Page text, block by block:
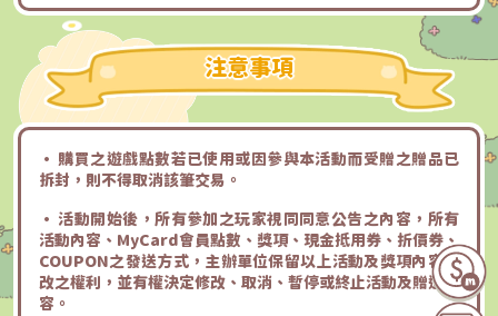
注意事項
• 購買之遊戲點數若已使用或因參與本活動而受贈之贈品已
拆封，則不得取消該筆交易。
• 活動開始後，所有參加之玩家視同同意公告之內容，所有
活動內容、MyCard會員點數、獎項、現金抵用券、折價券、
COUPON之發送方式，主辦單位保留以上活動及獎項內容修
改之權利，並有權決定修改、取消、暫停或終止活動及贈送內
容。